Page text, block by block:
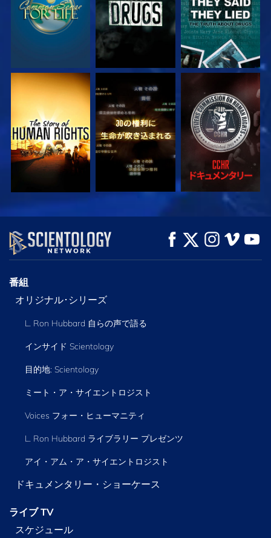
観る 観る 観る
観る シリーズを探求
番組
オリジナル･シリーズ
L. Ron Hubbard 自らの声で語る
インサイド Scientology
目的地: Scientology
ミート・ア・サイエントロジスト
Voices フォー・ヒューマニティ
L. Ron Hubbard ライブラリー プレゼンツ
アイ・アム・ア・サイエントロジスト
ドキュメンタリー・ショーケース
ライブ TV
スケジュール